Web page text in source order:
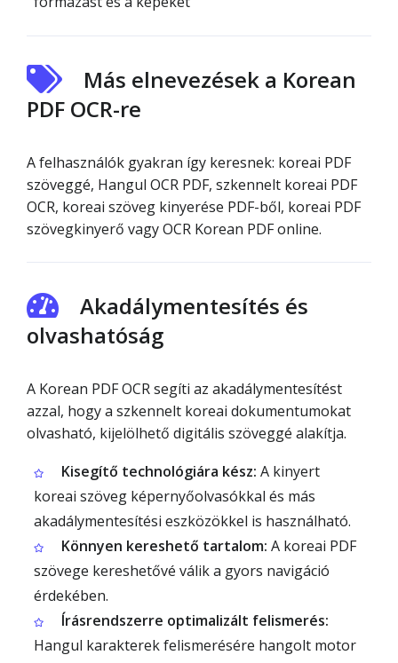
Más elnevezések a Korean
PDF OCR-re
A felhasználók gyakran így keresnek: koreai PDF
szöveggé, Hangul OCR PDF, szkennelt koreai PDF
OCR, koreai szöveg kinyerése PDF-ből, koreai PDF
szövegkinyerő vagy OCR Korean PDF online.
Akadálymentesítés és
olvashatóság
A Korean PDF OCR segíti az akadálymentesítést
azzal, hogy a szkennelt koreai dokumentumokat
olvasható, kijelölhető digitális szöveggé alakítja.
Kisegítő technológiára kész: A kinyert
koreai szöveg képernyőolvasókkal és más
akadálymentesítési eszközökkel is használható.
Könnyen kereshető tartalom: A koreai PDF
szövege kereshetővé válik a gyors navigáció
érdekében.
Írásrendszerre optimalizált felismerés:
Hangul karakterek felismerésére hangolt motor